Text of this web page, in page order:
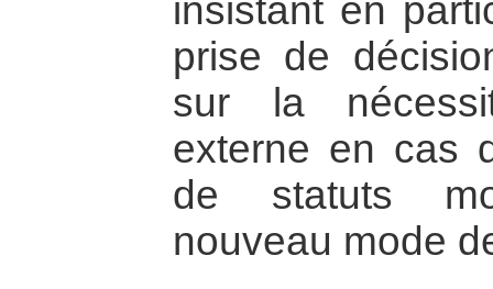
insistant en
prise de
sur la
externe en cas
de statuts
nouveau mode